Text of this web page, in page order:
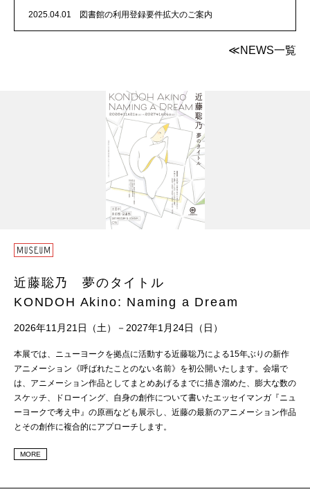
2025.04.01 図書館の利用登録要件拡大のご案内
≪NEWS一覧
近藤聡乃 夢のタイトル
KONDOH Akino: Naming a Dream
2026年11月21日（土）－2027年1月24日（日）
本展では、ニューヨークを拠点に活動する近藤聡乃による15年ぶりの新作
アニメーション《呼ばれたことのない名前》を初公開いたします。会場で
は、アニメーション作品としてまとめあげるまでに描き溜めた、膨大な数の
スケッチ、ドローイング、自身の創作について書いたエッセイマンガ『ニュ
ーヨークで考え中』の原画なども展示し、近藤の最新のアニメーション作品
とその創作に複合的にアプローチします。
MORE